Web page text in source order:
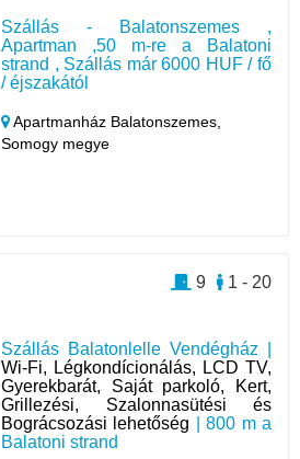
Szállás - Balatonszemes ,
Apartman ,50 m-re a Balatoni
strand , Szállás már 6000 HUF / fő
/ éjszakától
Apartmanház Balatonszemes,
Somogy megye
Szállás Balatonlelle Vendégház |
Wi-Fi, Légkondícionálás, LCD TV,
Gyerekbarát, Saját parkoló, Kert,
Grillezési, Szalonnasütési és
Bográcsozási lehetőség | 800 m a
Balatoni strand
1 - 20
9